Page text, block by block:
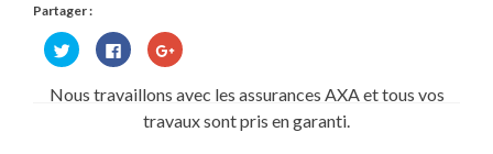
Partager :
Cliquez
pour
partager
Twitter(ouvre
Cliquez
pour
partager
sur
Facebook(ouvre
dans
une
Cliquez
pour
Google+
dans
Nous travaillons avec les assurances AXA et tous vos
travaux sont pris en garanti.